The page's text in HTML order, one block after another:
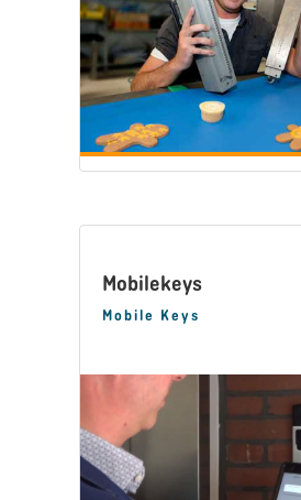
Mobilekeys
Mobile Keys